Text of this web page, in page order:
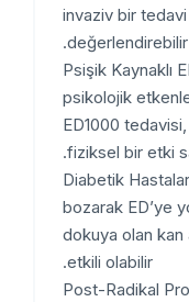
invaziv bir
Psişik
psikolojik
ED1000
fiziksel bir
Diabetik
bozarak
dokuya
etkili olabilir.
Post-